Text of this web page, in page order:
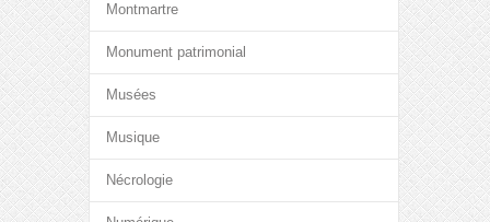
Montmartre
Monument patrimonial
Musées
Musique
Nécrologie